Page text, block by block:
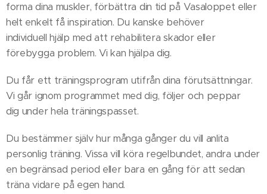
forma dina muskler, förbättra din tid på Vasaloppet eller
helt enkelt få inspiration. Du kanske behöver
individuell hjälp med att rehabilitera skador eller
förebygga problem. Vi kan hjälpa dig.
Du får ett träningsprogram utifrån dina förutsättningar.
Vi går ignom programmet med dig, följer och peppar
dig under hela träningspasset.
Du bestämmer själv hur många gånger du vill anlita
personlig träning. Vissa vill köra regelbundet, andra under
en begränsad period eller bara en gång för att sedan
träna vidare på egen hand.